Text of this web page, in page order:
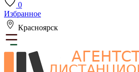
0
Избранное
Красноярск